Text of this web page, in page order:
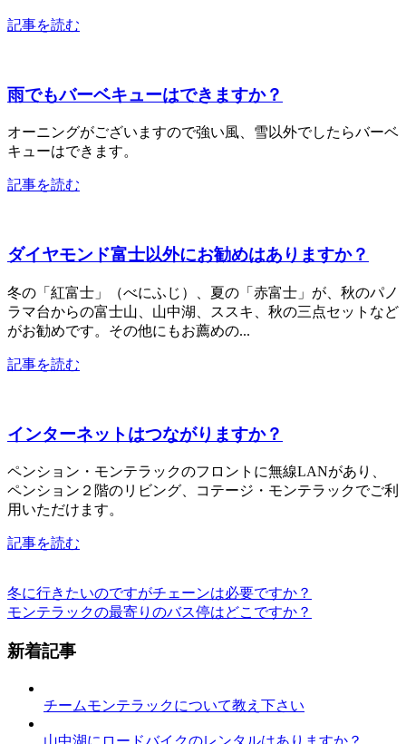
記事を読む
雨でもバーベキューはできますか？
オーニングがございますので強い風、雪以外でしたらバーベ
キューはできます。
記事を読む
ダイヤモンド富士以外にお勧めはありますか？
冬の「紅富士」（べにふじ）、夏の「赤富士」が、秋のパノ
ラマ台からの富士山、山中湖、ススキ、秋の三点セットなど
がお勧めです。その他にもお薦めの...
記事を読む
インターネットはつながりますか？
ペンション・モンテラックのフロントに無線LANがあり、
ペンション２階のリビング、コテージ・モンテラックでご利
用いただけます。
記事を読む
冬に行きたいのですがチェーンは必要ですか？
モンテラックの最寄りのバス停はどこですか？
新着記事
チームモンテラックについて教え下さい
山中湖にロードバイクのレンタルはありますか？